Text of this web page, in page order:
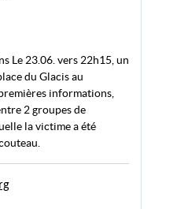
Le 23.06. vers 22h15, un
du Glacis au
informations,
2 groupes de
la victime a été